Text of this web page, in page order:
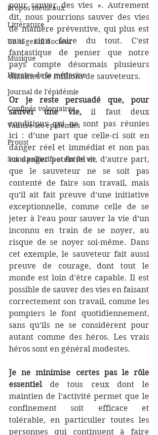
Propos médicaux
Littérature
Un si gentil docteur
Musique
Histoire de la médecine
Journal de l'épidémie
Confinés volontaires
Vaincre les épidémies
Proust
Soins palliatifs et fin de vie
pour sauver des vies ». Autrement
dit, nous pourrions sauver des vies
de manière préventive, qui plus est
sans rien faire du tout. C’est
fantastique de penser que notre
pays compte désormais plusieurs
dizaines de millions de sauveteurs.
Or je reste persuadé que, pour
sauver une vie, il faut deux
conditions qui ne sont pas réunies
ici : d’une part que celle-ci soit en
danger réel et immédiat et non pas
en danger potentiel et, d’autre part,
que le sauveteur ne se soit pas
contenté de faire son travail, mais
qu’il ait fait preuve d’une initiative
exceptionnelle, comme celle de se
jeter à l’eau pour sauver la vie d’un
inconnu en train de se noyer, au
risque de se noyer soi-même. Dans
cet exemple, le sauveteur fait aussi
preuve de courage, dont tout le
monde est loin d’être capable. Il est
possible de sauver des vies en faisant
correctement son travail, comme les
pompiers le font quotidiennement,
sans qu’ils ne se considèrent pour
autant comme des héros. Les vrais
héros sont en général modestes.
Je ne minimise certes pas le rôle
essentiel de tous ceux dont le
maintien de l’activité permet que le
confinement soit efficace et
tolérable, en particulier toutes les
personnes qui continuent à faire